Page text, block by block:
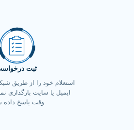
ثبت
استعلام خود را از طریق
ایمیل یا سایت بارگذاری
وقت پاسخ داده